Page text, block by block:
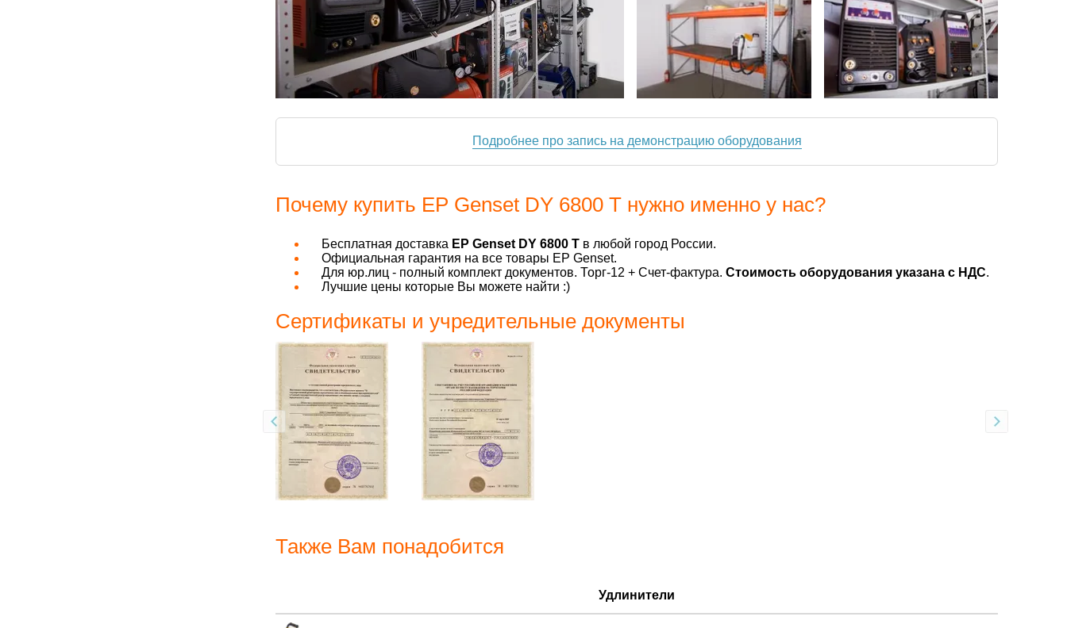
Подробнее про запись на демонстрацию оборудования
Почему купить EP Genset DY 6800 Т нужно именно у нас?
Бесплатная доставка EP Genset DY 6800 Т в любой город России.
Официальная гарантия на все товары EP Genset.
Для юр.лиц - полный комплект документов. Торг-12 + Счет-фактура. Стоимость оборудования указана с НДС.
Лучшие цены которые Вы можете найти :)
Сертификаты и учредительные документы
Также Вам понадобится
Удлинители